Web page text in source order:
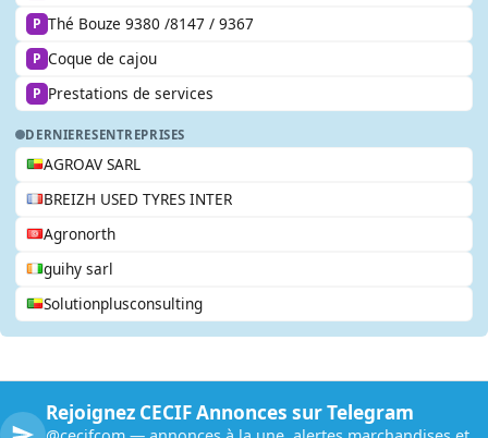
P Thé Bouze 9380 /8147 / 9367
P Coque de cajou
P Prestations de services
DERNIERESENTREPRISES
AGROAV SARL
BREIZH USED TYRES INTER
Agronorth
guihy sarl
Solutionplusconsulting
Rejoignez CECIF Annonces sur Telegram